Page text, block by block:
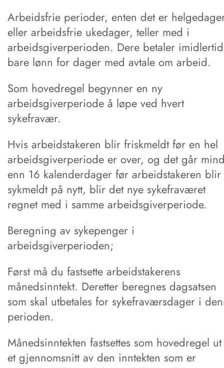
Arbeidsfrie perioder, enten det er
eller arbeidsfrie ukedager, teller med i
arbeidsgiverperioden. Dere betaler imidlertid
bare lønn for dager med avtale om arbeid.
Som hovedregel begynner en ny
arbeidsgiverperiode å løpe ved hvert
sykefravær.
Hvis arbeidstakeren blir friskmeldt før en hel
arbeidsgiverperiode er over, og det går
enn 16 kalenderdager før arbeidstakeren blir
sykmeldt på nytt, blir det nye sykefraværet
regnet med i samme arbeidsgiverperiode.
Beregning av sykepenger i
arbeidsgiverperioden;
Først må du fastsette arbeidstakerens
månedsinntekt. Deretter beregnes dagsatsen
som skal utbetales for sykefraværsdager i
perioden.
Månedsinntekten fastsettes som hovedregel
et gjennomsnitt av den inntekten som er